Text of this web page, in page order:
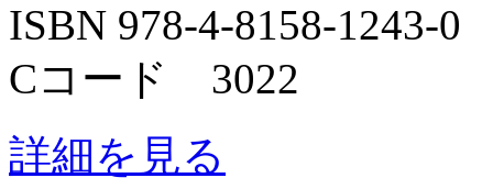
ISBN 978-4-8158-1243-0
Cコード 3022
詳細を見る